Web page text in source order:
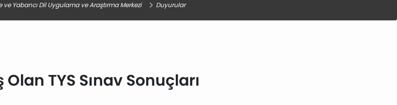
ve Yabancı Dil Uygulama ve Araştırma Merkezi Duyurular
TYS Sınav Sonuçları